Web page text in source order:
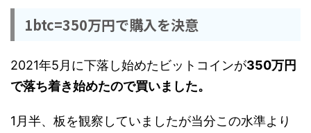
1btc=350万円で購入を決意
2021年5月に下落し始めたビットコインが350万円
で落ち着き始めたので買いました。
1月半、板を観察していましたが当分この水準より